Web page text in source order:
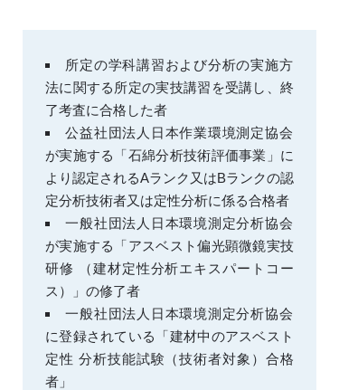
所定の学科講習および分析の実施方
法に関する所定の実技講習を受講し、終
了考査に合格した者
公益社団法人日本作業環境測定協会
が実施する「石綿分析技術評価事業」に
より認定されるAランク又はBランクの認
定分析技術者又は定性分析に係る合格者
一般社団法人日本環境測定分析協会
が実施する「アスベスト偏光顕微鏡実技
研修 （建材定性分析エキスパートコー
ス）」の修了者
一般社団法人日本環境測定分析協会
に登録されている「建材中のアスベスト
定性 分析技能試験（技術者対象）合格
者」